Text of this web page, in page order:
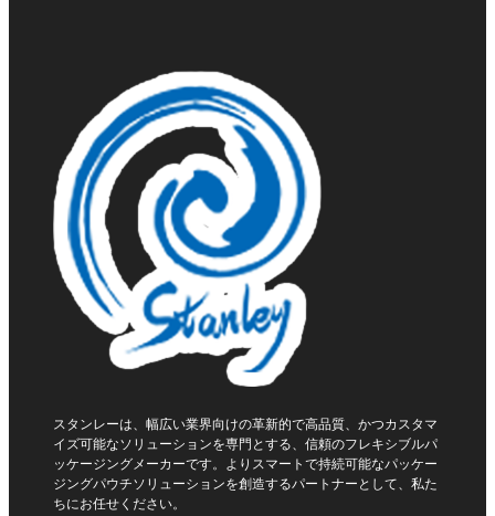
スタンレーは、幅広い業界向けの革新的で高品質、かつカスタマ
イズ可能なソリューションを専門とする、信頼のフレキシブルパ
ッケージングメーカーです。よりスマートで持続可能なパッケー
ジングパウチソリューションを創造するパートナーとして、私た
ちにお任せください。